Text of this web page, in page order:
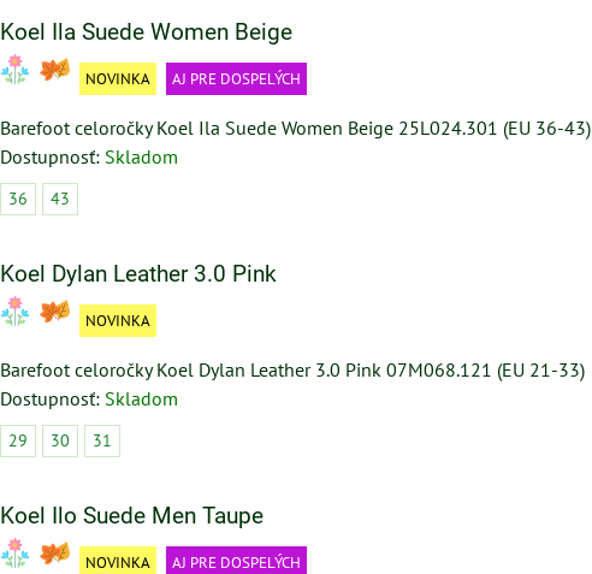
Koel Ila Suede Women Beige
NOVINKA AJ PRE DOSPELÝCH
Barefoot celoročky Koel Ila Suede Women Beige 25L024.301 (EU 36-43)
Dostupnosť: Skladom
36 43
Koel Dylan Leather 3.0 Pink
NOVINKA
Barefoot celoročky Koel Dylan Leather 3.0 Pink 07M068.121 (EU 21-33)
Dostupnosť: Skladom
29 30 31
Koel Ilo Suede Men Taupe
NOVINKA AJ PRE DOSPELÝCH